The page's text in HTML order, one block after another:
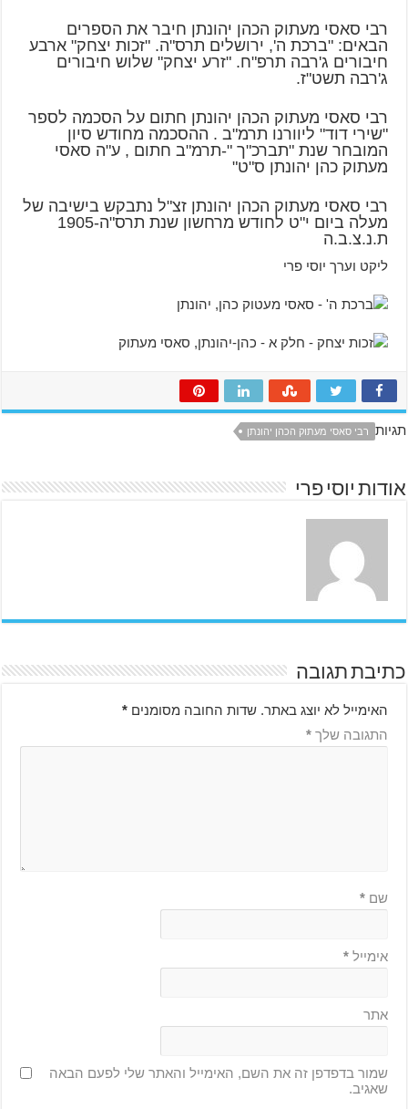
רבי סאסי מעתוק הכהן יהונתן חיבר את הספרים
הבאים: "ברכת ה', ירושלים תרס"ה. "זכות יצחק" ארבע
חיבורים ג'רבה תרפ"ח. "זרע יצחק" שלוש חיבורים
ג'רבה תשט"ז.
רבי סאסי מעתוק הכהן יהונתן חתום על הסכמה לספר
"שירי דוד" ליוורנו תרמ"ב . ההסכמה מחודש סיון
המובחר שנת "תברכ"ך "-תרמ"ב חתום , ע"ה סאסי
מעתוק כהן יהונתן ס"ט"
רבי סאסי מעתוק הכהן יהונתן זצ"ל נתבקש בישיבה של
מעלה ביום י"ט לחודש מרחשון שנת תרס"ה-1905
ת.נ.צ.ב.ה
ליקט וערך יוסי פרי
תגיות רבי סאסי מעתוק הכהן יהונתן
אודות יוסי פרי
כתיבת תגובה
האימייל לא יוצג באתר. שדות החובה מסומנים*
התגובה שלך*
שם*
אימייל*
אתר
שמור בדפדפן זה את השם, האימייל והאתר שלי לפעם הבאה
שאגיב.